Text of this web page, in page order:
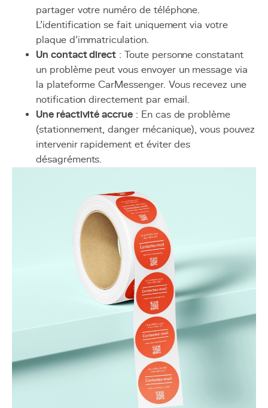
partager votre numéro de téléphone.
L’identification se fait uniquement via votre
plaque d’immatriculation.
Un contact direct : Toute personne constatant
un problème peut vous envoyer un message via
la plateforme CarMessenger. Vous recevez une
notification directement par email.
Une réactivité accrue : En cas de problème
(stationnement, danger mécanique), vous pouvez
intervenir rapidement et éviter des
désagréments.